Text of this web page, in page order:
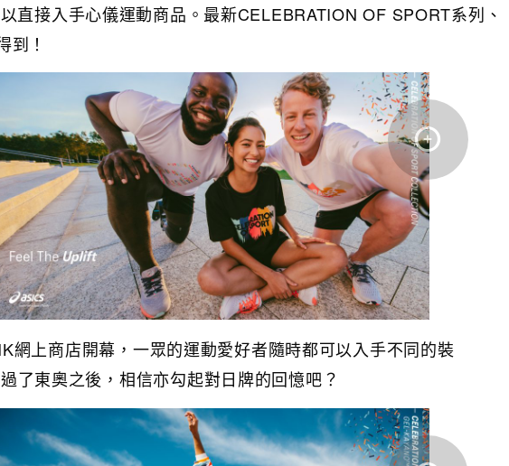
直接入手心儀運動商品。最新CELEBRATION OF SPORT系列、
到！
網上商店開幕，一眾的運動愛好者隨時都可以入手不同的裝
了東奧之後，相信亦勾起對日牌的回憶吧？